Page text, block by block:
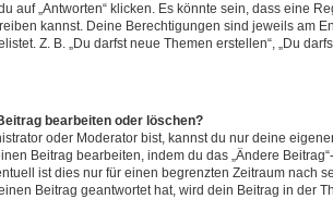
auf „Antworten“ klicken. Es könnte sein, dass eine
kannst. Deine Berechtigungen sind jeweils am
Z. B. „Du darfst neue Themen erstellen“, „Du
bearbeiten oder löschen?
oder Moderator bist, kannst du nur deine
Beitrag bearbeiten, indem du das „Ändere
ist dies nur für einen begrenzten Zeitraum nach
Beitrag geantwortet hat, wird dein Beitrag in der